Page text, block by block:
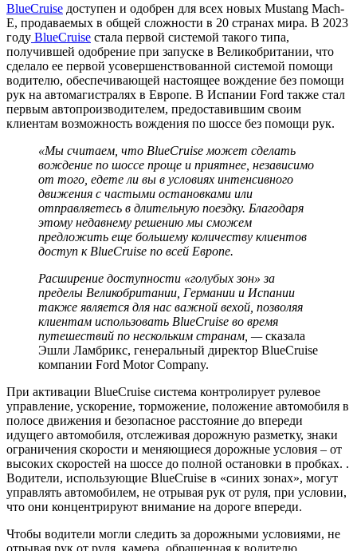
BlueCruise доступен и одобрен для всех новых Mustang Mach-
E, продаваемых в общей сложности в 20 странах мира. В 2023
году BlueCruise стала первой системой такого типа,
получившей одобрение при запуске в Великобритании, что
сделало ее первой усовершенствованной системой помощи
водителю, обеспечивающей настоящее вождение без помощи
рук на автомагистралях в Европе. В Испании Ford также стал
первым автопроизводителем, предоставившим своим
клиентам возможность вождения по шоссе без помощи рук.
«Мы считаем, что BlueCruise может сделать
вождение по шоссе проще и приятнее, независимо
от того, едете ли вы в условиях интенсивного
движения с частыми остановками или
отправляетесь в длительную поездку. Благодаря
этому недавнему решению мы сможем
предложить еще большему количеству клиентов
доступ к BlueCruise по всей Европе.
Расширение доступности «голубых зон» за
пределы Великобритании, Германии и Испании
также является для нас важной вехой, позволяя
клиентам использовать BlueCruise во время
путешествий по нескольким странам, —сказала
Эшли Ламбрикс, генеральный директор BlueCruise
компании Ford Motor Company.
При активации BlueCruise система контролирует рулевое
управление, ускорение, торможение, положение автомобиля в
полосе движения и безопасное расстояние до впереди
идущего автомобиля, отслеживая дорожную разметку, знаки
ограничения скорости и меняющиеся дорожные условия – от
высоких скоростей на шоссе до полной остановки в пробках. .
Водители, использующие BlueCruise в «синих зонах», могут
управлять автомобилем, не отрывая рук от руля, при условии,
что они концентрируют внимание на дороге впереди.
Чтобы водители могли следить за дорожными условиями, не
отрывая рук от руля, камера, обращенная к водителю,